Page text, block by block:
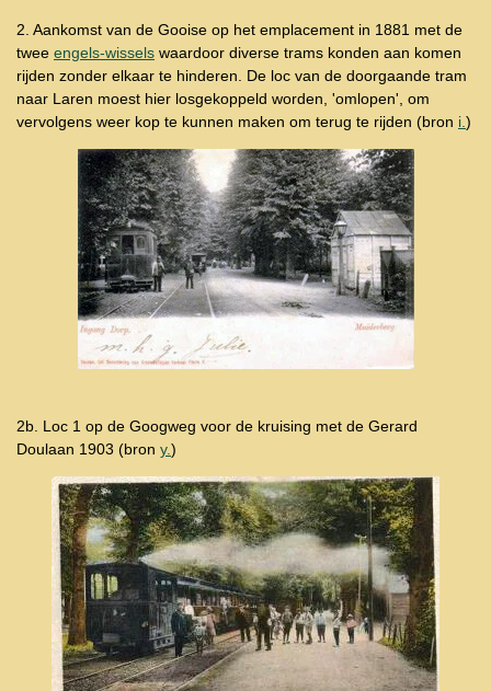
2. Aankomst van de Gooise op het emplacement in 1881 met de
twee engels-wissels waardoor diverse trams konden aan komen
rijden zonder elkaar te hinderen. De loc van de doorgaande tram
naar Laren moest hier losgekoppeld worden, 'omlopen', om
vervolgens weer kop te kunnen maken om terug te rijden (bron i. )
2b. Loc 1 op de Googweg voor de kruising met de Gerard
Doulaan 1903 (bron y.)